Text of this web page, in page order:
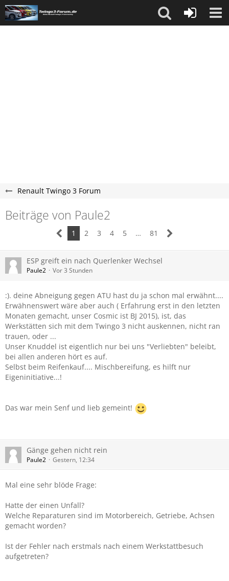
Renault Twingo 3 Forum
Beiträge von Paule2
1 2 3 4 5 … 81
ESP greift ein nach Querlenker Wechsel
Paule2 Vor 3 Stunden
:). deine Abneigung gegen ATU hast du ja schon mal erwähnt....
Erwähnenswert wäre aber auch ( Erfahrung erst in den letzten
Monaten gemacht, unser Cosmic ist BJ 2015), ist, das
Werkstätten sich mit dem Twingo 3 nicht auskennen, nicht ran
trauen, oder ...
Unser Knuddel ist eigentlich nur bei uns "Verliebten" beleibt,
bei allen anderen hört es auf.
Selbst beim Reifenkauf.... Mischbereifung, es hilft nur
Eigeninitiative...!
Das war mein Senf und lieb gemeint!
Gänge gehen nicht rein
Paule2 Gestern, 12:34
Mal eine sehr blöde Frage:
Hatte der einen Unfall?
Welche Reparaturen sind im Motorbereich, Getriebe, Achsen
gemacht worden?
Ist der Fehler nach erstmals nach einem Werkstattbesuch
aufgetreten?